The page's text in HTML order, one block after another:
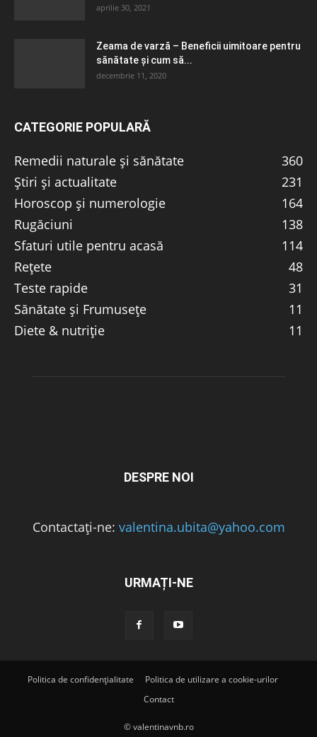
aprilie 30, 2021
Zeama de varză – Beneficii uimitoare pentru
sănătate și cum să...
decembrie 11, 2020
CATEGORIE POPULARĂ
Remedii naturale și sănătate
360
Știri și actualitate
231
Horoscop și numerologie
164
Rugăciuni
138
Sfaturi utile pentru acasă
114
Rețete
48
Teste rapide
31
Sănătate și Frumusețe
11
Diete & nutriție
11
DESPRE NOI
Contactați-ne: valentina.ubita@yahoo.com
URMAȚI-NE
Politica de confidențialitate
Politica de utilizare a cookie-urilor
Contact
© valentinavnb.ro